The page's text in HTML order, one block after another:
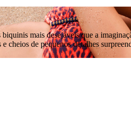
mais desejáveis que a
de pequenos detalhes